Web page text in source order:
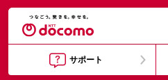
サポート